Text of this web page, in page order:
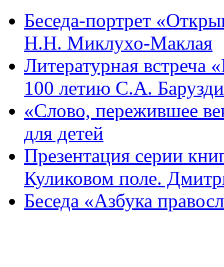
Беседа-портрет
Н.Н. Миклухо-Маклая
Литературная встреча
100 летию С.А.
«Слово, пережившее
для детей
Презентация серии
Куликовом поле.
Беседа «Азбука